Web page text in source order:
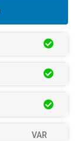
VAR